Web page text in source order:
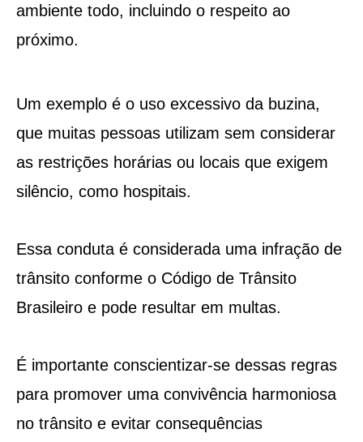
ambiente todo, incluindo o respeito ao
próximo.
Um exemplo é o uso excessivo da buzina,
que muitas pessoas utilizam sem considerar
as restrições horárias ou locais que exigem
silêncio, como hospitais.
Essa conduta é considerada uma infração de
trânsito conforme o Código de Trânsito
Brasileiro e pode resultar em multas.
É importante conscientizar-se dessas regras
para promover uma convivência harmoniosa
no trânsito e evitar consequências